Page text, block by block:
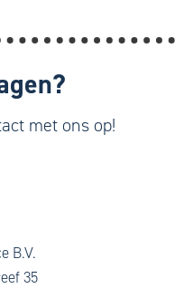
met ons op!
B.V.
35